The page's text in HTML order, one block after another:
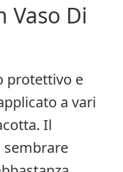
Vaso Di
protettivo e
a vari
Il
sembrare